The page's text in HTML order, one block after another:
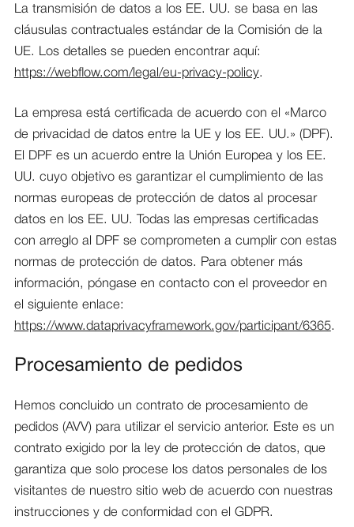
La transmisión de datos a los EE. UU. se basa en las
cláusulas contractuales estándar de la Comisión de la
UE. Los detalles se pueden encontrar aquí:
https://webflow.com/legal/eu-privacy-policy.
La empresa está certificada de acuerdo con el «Marco
de privacidad de datos entre la UE y los EE. UU.» (DPF).
El DPF es un acuerdo entre la Unión Europea y los EE.
UU. cuyo objetivo es garantizar el cumplimiento de las
normas europeas de protección de datos al procesar
datos en los EE. UU. Todas las empresas certificadas
con arreglo al DPF se comprometen a cumplir con estas
normas de protección de datos. Para obtener más
información, póngase en contacto con el proveedor en
el siguiente enlace:
https://www.dataprivacyframework.gov/participant/6365.
Procesamiento de pedidos
Hemos concluido un contrato de procesamiento de
pedidos (AVV) para utilizar el servicio anterior. Este es un
contrato exigido por la ley de protección de datos, que
garantiza que solo procese los datos personales de los
visitantes de nuestro sitio web de acuerdo con nuestras
instrucciones y de conformidad con el GDPR.